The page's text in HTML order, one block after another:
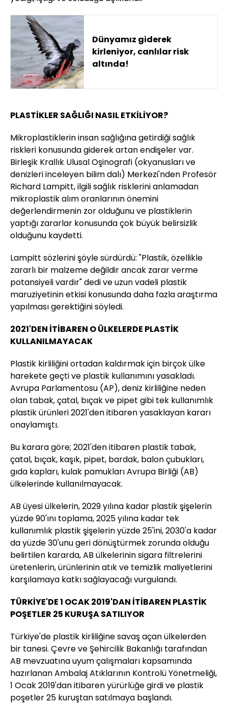
Dünyamız giderek
kirleniyor, canlılar risk
altında!
PLASTİKLER SAĞLIĞI NASIL ETKİLİYOR?
Mikroplastiklerin insan sağlığına getirdiği sağlık
riskleri konusunda giderek artan endişeler var.
Birleşik Krallık Ulusal Oşinografi (okyanusları ve
denizleri inceleyen bilim dalı) Merkezi'nden Profesör
Richard Lampitt, ilgili sağlık risklerini anlamadan
mikroplastik alım oranlarının önemini
değerlendirmenin zor olduğunu ve plastiklerin
yaptığı zararlar konusunda çok büyük belirsizlik
olduğunu kaydetti.
Lampitt sözlerini şöyle sürdürdü: "Plastik, özellikle
zararlı bir malzeme değildir ancak zarar verme
potansiyeli vardır" dedi ve uzun vadeli plastik
maruziyetinin etkisi konusunda daha fazla araştırma
yapılması gerektiğini söyledi.
2021'DEN İTİBAREN O ÜLKELERDE PLASTİK
KULLANILMAYACAK
Plastik kirliliğini ortadan kaldırmak için birçok ülke
harekete geçti ve plastik kullanımını yasakladı.
Avrupa Parlamentosu (AP), deniz kirliliğine neden
olan tabak, çatal, bıçak ve pipet gibi tek kullanımlık
plastik ürünleri 2021'den itibaren yasaklayan kararı
onaylamıştı.
Bu karara göre; 2021'den itibaren plastik tabak,
çatal, bıçak, kaşık, pipet, bardak, balon çubukları,
gıda kapları, kulak pamukları Avrupa Birliği (AB)
ülkelerinde kullanılmayacak.
AB üyesi ülkelerin, 2029 yılına kadar plastik şişelerin
yüzde 90'ını toplama, 2025 yılına kadar tek
kullanımlık plastik şişelerin yüzde 25'ini, 2030'a kadar
da yüzde 30'unu geri dönüştürmek zorunda olduğu
belirtilen kararda, AB ülkelerinin sigara filtrelerini
üretenlerin, ürünlerinin atık ve temizlik maliyetlerini
karşılamaya katkı sağlayacağı vurgulandı.
TÜRKİYE'DE 1 OCAK 2019'DAN İTİBAREN PLASTİK
POŞETLER 25 KURUŞA SATILIYOR
Türkiye'de plastik kirliliğine savaş açan ülkelerden
bir tanesi. Çevre ve Şehircilik Bakanlığı tarafından
AB mevzuatına uyum çalışmaları kapsamında
hazırlanan Ambalaj Atıklarının Kontrolü Yönetmeliği,
1 Ocak 2019'dan itibaren yürürlüğe girdi ve plastik
poşetler 25 kuruştan satılmaya başlandı.